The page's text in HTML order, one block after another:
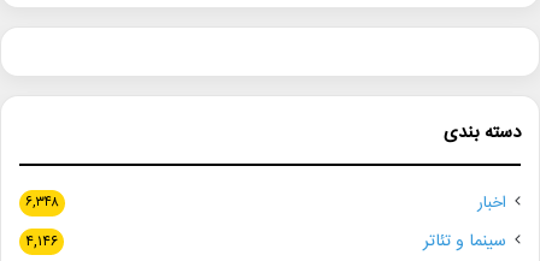
دسته بندی
اخبار ۶,۳۴۸
سینما و تئاتر ۴,۱۴۶